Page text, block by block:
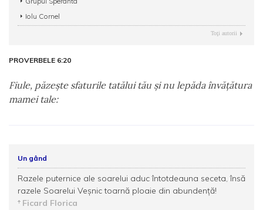
Iolu Cornel
Toţi autorii
PROVERBELE 6:20
Fiule, păzeşte sfaturile tatălui tău şi nu lepăda învăţătura
mamei tale:
Un gând
Razele puternice ale soarelui aduc întotdeauna seceta, însă
razele Soarelui Veşnic toarnă ploaie din abundenţă!
Ficard Florica